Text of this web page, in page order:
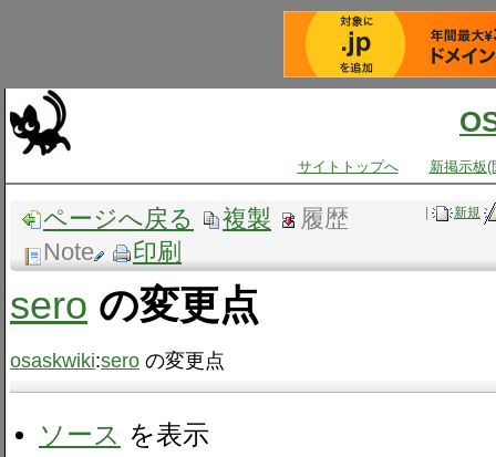
サイトトップへ 新掲示板(
新規
ページへ戻る 複製
履歴
Note
印刷
sero の変更点
osaskwiki:sero の変更点
ソース を表示